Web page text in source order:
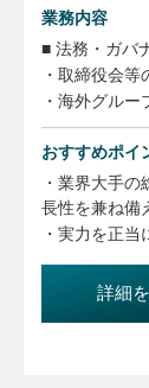
業務内容
■ 法務・ガバ
・取締役会
・海外グル
・グループ会
・社内各部門
・弁護士な
■ 法務・コン
・法令改正
おすすめポイ
・業界大手
長性を兼ね備
・実力を正
しています。
詳細